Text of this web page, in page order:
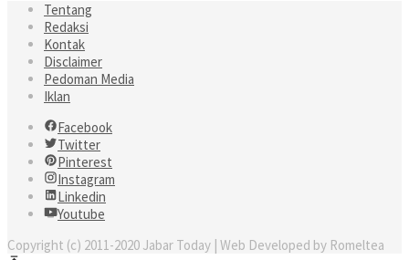
Tentang
Redaksi
Kontak
Disclaimer
Pedoman Media
Iklan
Facebook
Twitter
Pinterest
Instagram
Linkedin
Youtube
Copyright (c) 2011-2020 Jabar Today | Web Developed by Romeltea